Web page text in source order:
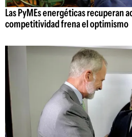
Las PyMEs energéticas recuperan
competitividad frena el optimismo